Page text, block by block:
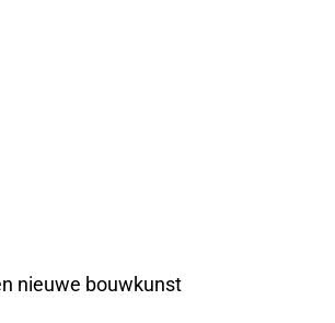
nieuwe bouwkunst